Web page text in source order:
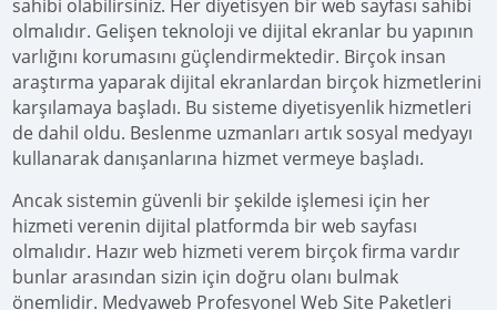
sahibi olabilirsiniz. Her diyetisyen bir web sayfası sahibi
olmalıdır. Gelişen teknoloji ve dijital ekranlar bu yapının
varlığını korumasını güçlendirmektedir. Birçok insan
araştırma yaparak dijital ekranlardan birçok hizmetlerini
karşılamaya başladı. Bu sisteme diyetisyenlik hizmetleri
de dahil oldu. Beslenme uzmanları artık sosyal medyayı
kullanarak danışanlarına hizmet vermeye başladı.
Ancak sistemin güvenli bir şekilde işlemesi için her
hizmeti verenin dijital platformda bir web sayfası
olmalıdır. Hazır web hizmeti verem birçok firma vardır
bunlar arasından sizin için doğru olanı bulmak
önemlidir. Medyaweb Profesyonel Web Site Paketleri